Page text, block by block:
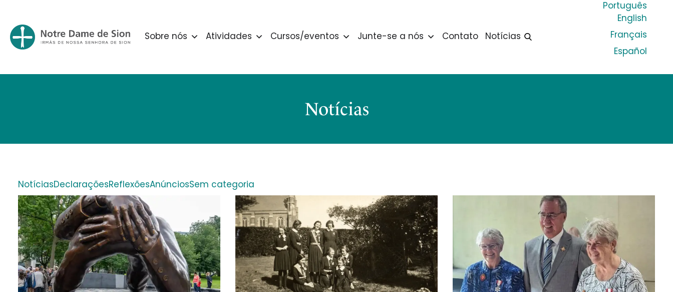
Sobre nós Atividades Cursos/eventos Junte-se a nós Contato Notícias
Português
English
Français
Español
Notícias
NotíciasDeclaraçõesReflexõesAnúnciosSem categoria